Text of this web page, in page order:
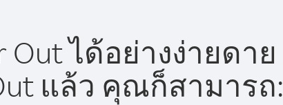
ได้อย่างง่ายดาย
แล้ว คุณก็สามารถ: